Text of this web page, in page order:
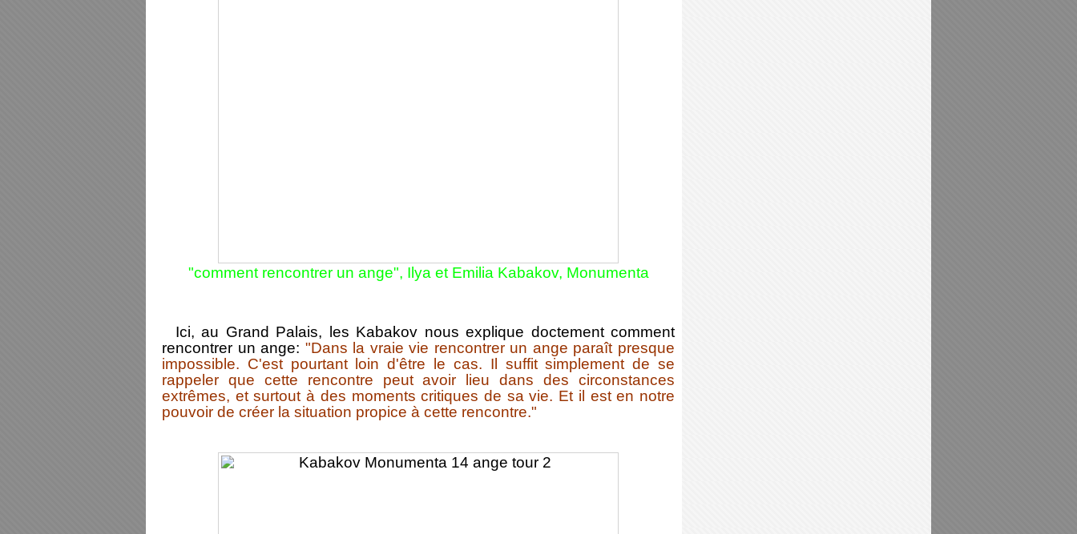
"comment rencontrer un ange", Ilya et Emilia Kabakov, Monumenta
Ici, au Grand Palais, les Kabakov nous explique doctement comment
rencontrer un ange: "Dans la vraie vie rencontrer un ange paraît presque
impossible. C'est pourtant loin d'être le cas. Il suffit simplement de se
rappeler que cette rencontre peut avoir lieu dans des circonstances
extrêmes, et surtout à des moments critiques de sa vie. Et il est en notre
pouvoir de créer la situation propice à cette rencontre."